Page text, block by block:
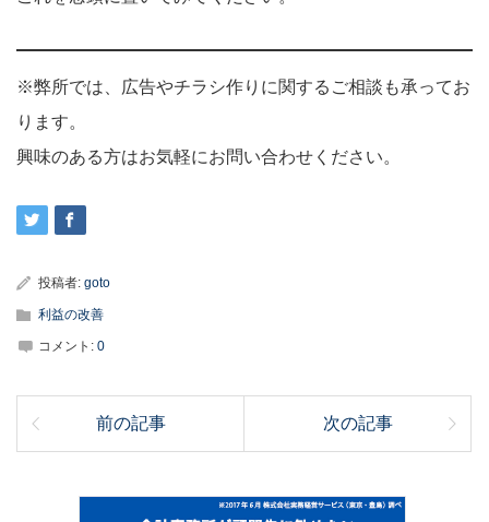
※弊所では、広告やチラシ作りに関するご相談も承ってお
ります。
興味のある方はお気軽にお問い合わせください。
投稿者: goto
利益の改善
コメント: 0
前の記事 次の記事